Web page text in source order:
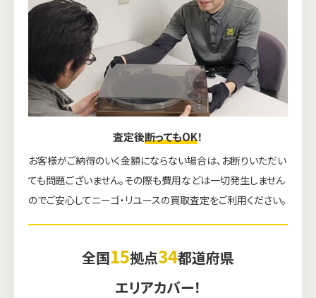
査定後断ってもOK！
お客様がご納得のいく金額にならない場合は、お断りいただい
ても問題ございません。その際も費用などは一切発生しません
のでご安心してニーゴ・リユースの買取査定をご利用ください。
全国15拠点34都道府県
エリアカバー！